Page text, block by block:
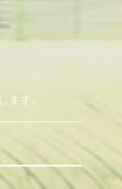
ます。